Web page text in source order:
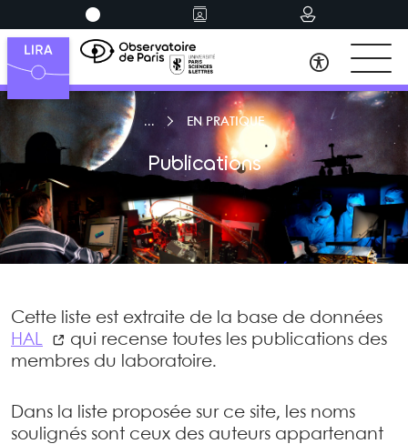
EN PRATIQUE
Publications
Cette liste est extraite de la base de données
HAL
qui recense toutes les publications des
membres du laboratoire.
Dans la liste proposée sur ce site, les noms
soulignés sont ceux des auteurs appartenant